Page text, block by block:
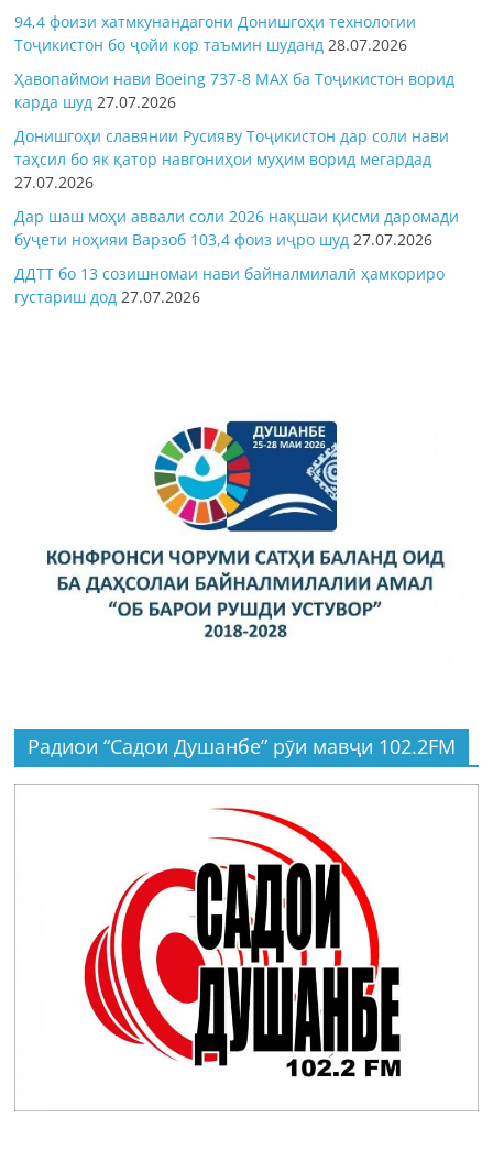
94,4 фоизи хатмкунандагони Донишгоҳи технологии
Тоҷикистон бо ҷойи кор таъмин шуданд 28.07.2026
Ҳавопаймои нави Boeing 737-8 MAX ба Тоҷикистон ворид
карда шуд 27.07.2026
Донишгоҳи славянии Русияву Тоҷикистон дар соли нави
таҳсил бо як қатор навгониҳои муҳим ворид мегардад
27.07.2026
Дар шаш моҳи аввали соли 2026 нақшаи қисми даромади
буҷети ноҳияи Варзоб 103,4 фоиз иҷро шуд 27.07.2026
ДДТТ бо 13 созишномаи нави байналмилалӣ ҳамкориро
густариш дод 27.07.2026
Радиои “Садои Душанбе” рӯи мавҷи 102.2FM